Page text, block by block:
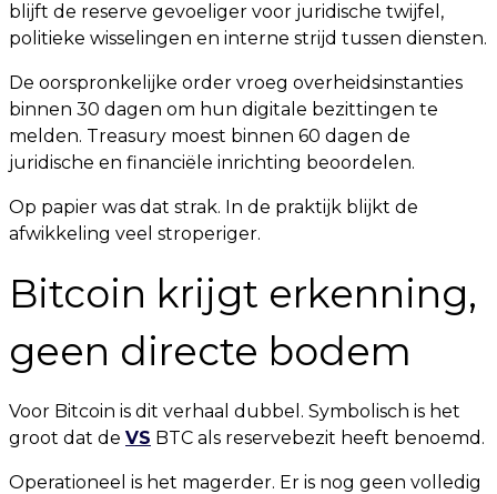
blijft de reserve gevoeliger voor juridische twijfel,
politieke wisselingen en interne strijd tussen diensten.
De oorspronkelijke order vroeg overheidsinstanties
binnen 30 dagen om hun digitale bezittingen te
melden. Treasury moest binnen 60 dagen de
juridische en financiële inrichting beoordelen.
Op papier was dat strak. In de praktijk blijkt de
afwikkeling veel stroperiger.
Bitcoin krijgt erkenning,
geen directe bodem
Voor Bitcoin is dit verhaal dubbel. Symbolisch is het
groot dat de VS BTC als reservebezit heeft benoemd.
Operationeel is het magerder. Er is nog geen volledig